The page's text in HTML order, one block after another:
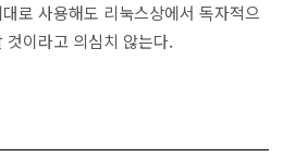
로 사용해도 리눅스상에서 독자적으
이라고 의심치 않는다.